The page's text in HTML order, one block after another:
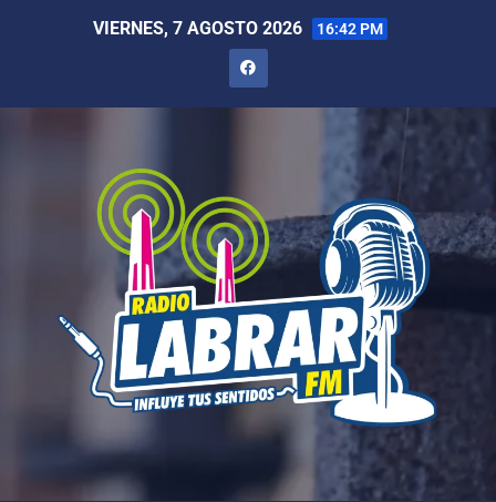
VIERNES, 7 AGOSTO 2026 16:42 PM